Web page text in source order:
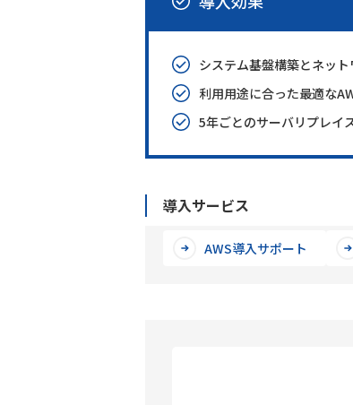
システム基盤構築とネッ
利用用途に合った最適な
5年ごとのサーバリプレイ
導入サービス
AWS導入サポート